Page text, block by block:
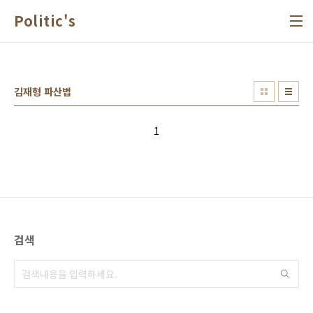
Politic's
김재형 파산법
1
검색